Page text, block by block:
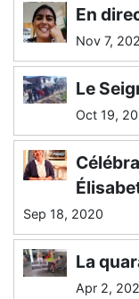
En
Nov 7,
Le
Oct 19,
Sep 18, 2020
La
Apr 2,